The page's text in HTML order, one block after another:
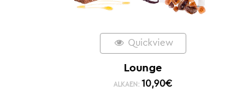
Quickview
Lounge
ALKAEN: 10,90€